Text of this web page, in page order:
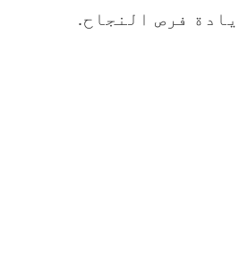
فرص النجاح.